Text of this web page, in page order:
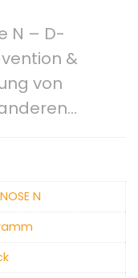
N – D-
&
von
N